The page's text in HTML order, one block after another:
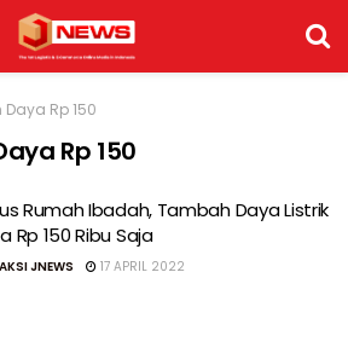
Rp 150
Rp 150
Rumah Ibadah, Tambah Daya Listrik
Rp 150 Ribu Saja
JNEWS 17 APRIL 2022